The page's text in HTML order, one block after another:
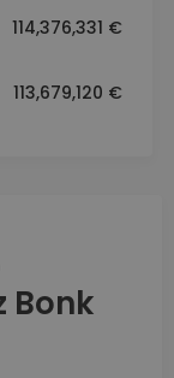
114,376,331 €
113,679,120 €
Bonk